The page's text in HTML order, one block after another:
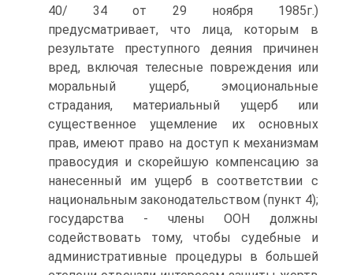
40/ 34 от 29 ноября 1985г.)
предусматривает, что лица, которым в
результате преступного деяния причинен
вред, включая телесные повреждения или
моральный ущерб, эмоциональные
страдания, материальный ущерб или
существенное ущемление их основных
прав, имеют право на доступ к механизмам
правосудия и скорейшую компенсацию за
нанесенный им ущерб в соответствии с
национальным законодательством (пункт 4);
государства - члены ООН должны
содействовать тому, чтобы судебные и
административные процедуры в большей